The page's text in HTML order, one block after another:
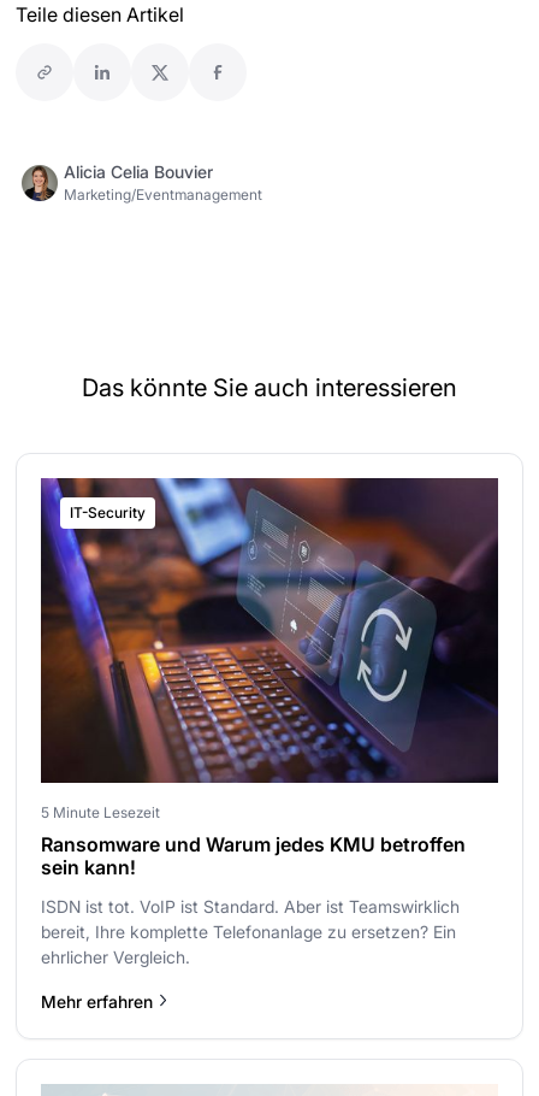
Teile diesen Artikel
Alicia Celia Bouvier
Marketing/Eventmanagement
Das könnte Sie auch interessieren
IT-Security
5 Minute Lesezeit
Ransomware und Warum jedes KMU betroffen
sein kann!
ISDN ist tot. VoIP ist Standard. Aber ist Teamswirklich
bereit, Ihre komplette Telefonanlage zu ersetzen? Ein
ehrlicher Vergleich.
Mehr erfahren